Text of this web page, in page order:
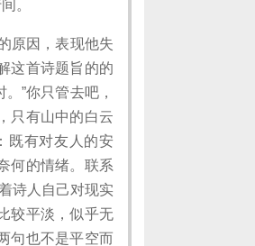
。
原因，表现他失
这首诗题旨的的
”你只管去吧，
只有山中的白云
既有对友人的安
何的情绪。联系
诗人自己对现实
较平淡，似乎无
句也不是平空而